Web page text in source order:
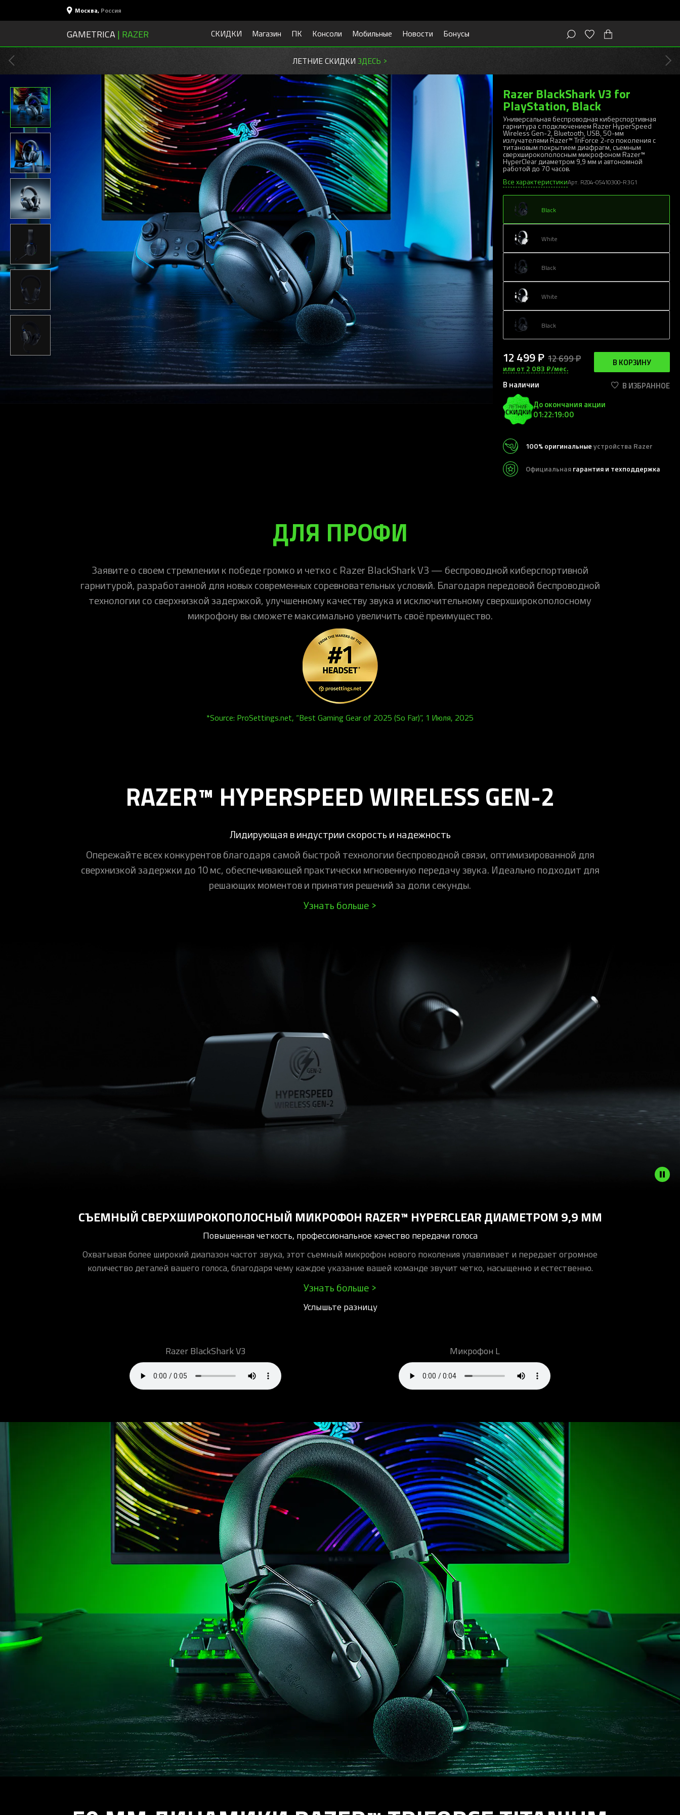
Москва, Россия
GAMETRICA | RAZER СКИДКИ Магазин ПК Консоли Мобильные Новости Бонусы
ГОТОВЬСЯ К УЧЕБЕ.СКИДКИ ЗДЕСЬ >
Razer BlackShark V3 for
PlayStation, Black
Универсальная беспроводная киберспортивная
гарнитура с подключением Razer HyperSpeed
Wireless Gen-2, Bluetooth, USB, 50-мм
излучателями Razer™ TriForce 2-го поколения с
титановым покрытием диафрагм, съемным
сверхширокополосным микрофоном Razer™
HyperClear диаметром 9,9 мм и автономной
работой до 70 часов.
Все характеристикиАрт. RZ04-05410300-R3G1
Black
White
Black
White
Black
12 499 ₽ 12 699 ₽
или от 2 083 ₽/мес.
В наличии
В КОРЗИНУ
В ИЗБРАННОЕ
До окончания акции
01:22:18:57
100% оригинальные устройства Razer
Официальная гарантия и техподдержка
ДЛЯ ПРОФИ
Заявите о своем стремлении к победе громко и четко с Razer BlackShark V3 — беспроводной киберспортивной
гарнитурой, разработанной для новых современных соревновательных условий. Благодаря передовой беспроводной
технологии со сверхнизкой задержкой, улучшенному качеству звука и исключительному сверхширокополосному
микрофону вы сможете максимально увеличить своё преимущество.
*Source: ProSettings.net, “Best Gaming Gear of 2025 (So Far)”, 1 Июля, 2025
RAZER™ HYPERSPEED WIRELESS GEN-2
Лидирующая в индустрии скорость и надежность
Опережайте всех конкурентов благодаря самой быстрой технологии беспроводной связи, оптимизированной для
сверхнизкой задержки до 10 мс, обеспечивающей практически мгновенную передачу звука. Идеально подходит для
решающих моментов и принятия решений за доли секунды.
Узнать больше >
СЪЕМНЫЙ СВЕРХШИРОКОПОЛОСНЫЙ МИКРОФОН RAZER™ HYPERCLEAR ДИАМЕТРОМ 9,9 ММ
Повышенная четкость, профессиональное качество передачи голоса
Охватывая более широкий диапазон частот звука, этот съемный микрофон нового поколения улавливает и передает огромное
количество деталей вашего голоса, благодаря чему каждое указание вашей команде звучит четко, насыщенно и естественно.
Узнать больше >
Услышьте разницу
Razer BlackShark V3 Микрофон L